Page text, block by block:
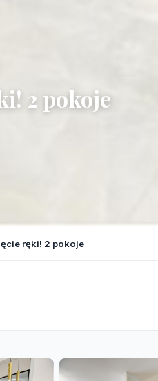
2 pokoje
ręki! 2 pokoje